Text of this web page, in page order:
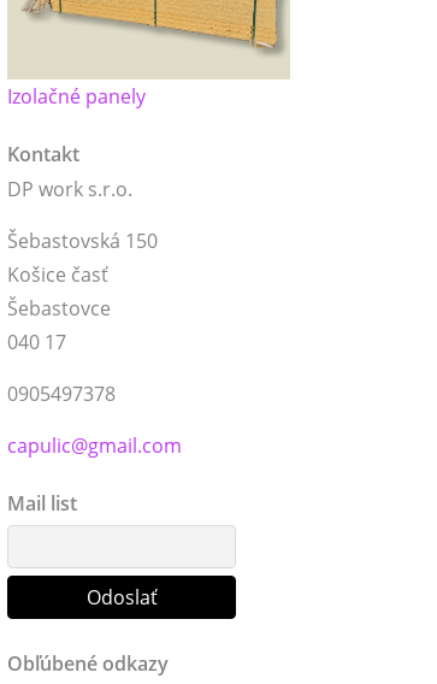
Izolačné panely
Kontakt
DP work s.r.o.
Šebastovská 150
Košice časť
Šebastovce
040 17
0905497378
capulic@gmail.com
Mail list
Obľúbené odkazy